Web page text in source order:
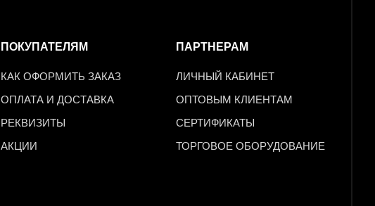
ПОКУПАТЕЛЯМ
КАК ОФОРМИТЬ ЗАКАЗ
ОПЛАТА И ДОСТАВКА
РЕКВИЗИТЫ
АКЦИИ
ПАРТНЕРАМ
ЛИЧНЫЙ КАБИНЕТ
ОПТОВЫМ КЛИЕНТАМ
СЕРТИФИКАТЫ
ТОРГОВОЕ ОБОРУДОВАНИЕ